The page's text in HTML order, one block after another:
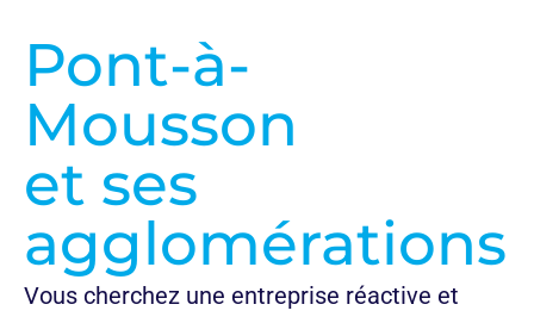
Pont-à-
Mousson
et ses
agglomérations
Vous cherchez une entreprise réactive et